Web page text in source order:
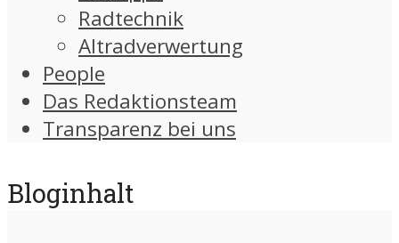
Radtechnik
Altradverwertung
People
Das Redaktionsteam
Transparenz bei uns
Bloginhalt